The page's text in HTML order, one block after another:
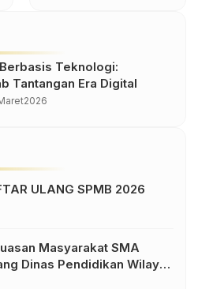
Teknologi:
Tantangan Era Digital
2026
ULANG SPMB 2026
Masyarakat SMA
Dinas Pendidikan Wilayah